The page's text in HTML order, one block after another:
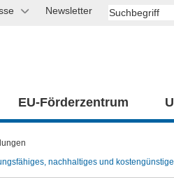
Newsletter
EU-Förderzentrum
nachhaltiges und